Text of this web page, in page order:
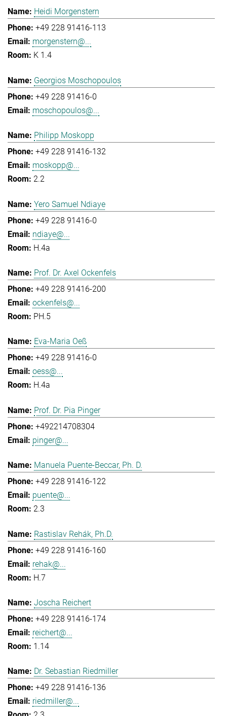
Heidi Morgenstern
+49 228 91416-113
morgenstern@...
K 1.4
Georgios Moschopoulos
+49 228 91416-0
moschopoulos@...
Philipp Moskopp
+49 228 91416-132
moskopp@...
2.2
Yero Samuel Ndiaye
+49 228 91416-0
ndiaye@...
H.4a
Prof. Dr. Axel Ockenfels
+49 228 91416-200
ockenfels@...
PH.5
Eva-Maria Oeß
+49 228 91416-0
oess@...
H.4a
Prof. Dr. Pia Pinger
+492214708304
pinger@...
Manuela Puente-Beccar, Ph. D.
+49 228 91416-122
puente@...
2.3
Rastislav Rehák, Ph.D.
+49 228 91416-160
rehak@...
H.7
Joscha Reichert
+49 228 91416-174
reichert@...
1.14
Dr. Sebastian Riedmiller
+49 228 91416-136
riedmiller@...